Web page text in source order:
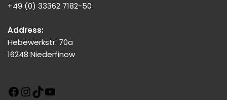
+49 (0) 33362 7182-50
Address:
Hebewerkstr. 70a
16248 Niederfinow